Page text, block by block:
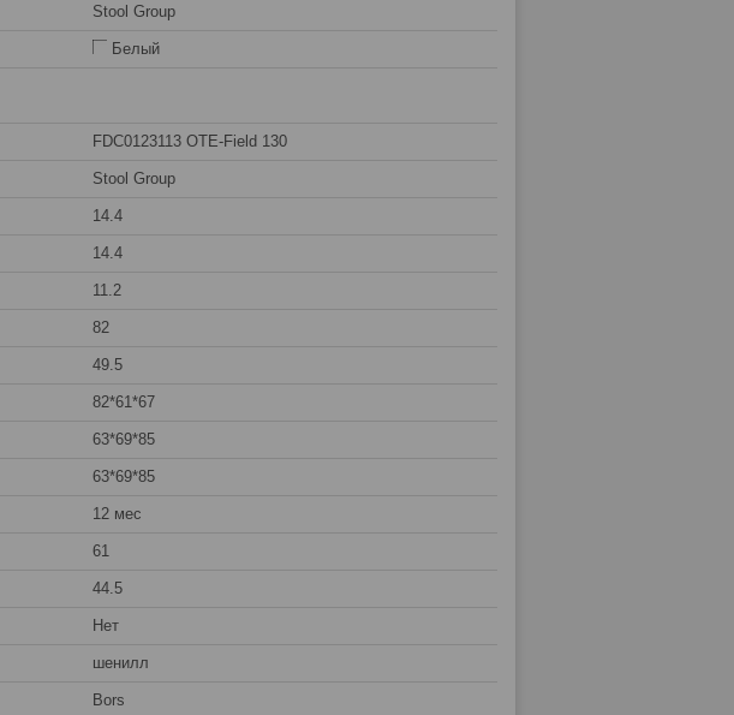
Stool Group
Белый
FDC0123113 OTE-Field 130
Stool Group
14.4
14.4
11.2
82
49.5
82*61*67
63*69*85
63*69*85
12 мес
61
44.5
Нет
шенилл
Bors